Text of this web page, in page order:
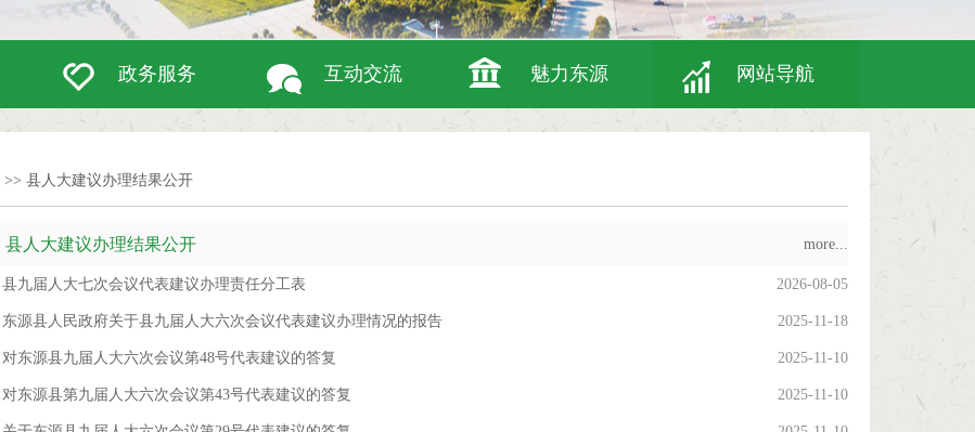
政务服务 互动交流 魅力东源 网站导航
>> 县人大建议办理结果公开
县人大建议办理结果公开 more...
2026-08-05
县九届人大七次会议代表建议办理责任分工表
2025-11-18
东源县人民政府关于县九届人大六次会议代表建议办理情况的报告
2025-11-10
对东源县九届人大六次会议第48号代表建议的答复
2025-11-10
对东源县第九届人大六次会议第43号代表建议的答复